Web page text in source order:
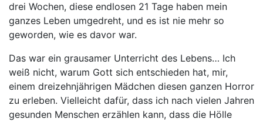
drei Wochen, diese endlosen 21 Tage haben mein
ganzes Leben umgedreht, und es ist nie mehr so
geworden, wie es davor war.
Das war ein grausamer Unterricht des Lebens… Ich
weiß nicht, warum Gott sich entschieden hat, mir,
einem dreizehnjährigen Mädchen diesen ganzen Horror
zu erleben. Vielleicht dafür, dass ich nach vielen Jahren
gesunden Menschen erzählen kann, dass die Hölle